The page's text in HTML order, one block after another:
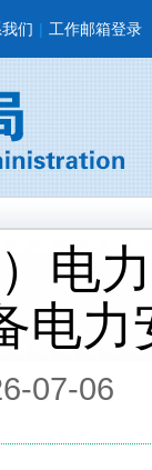
们 | 工作邮箱登录
电
电
07-06